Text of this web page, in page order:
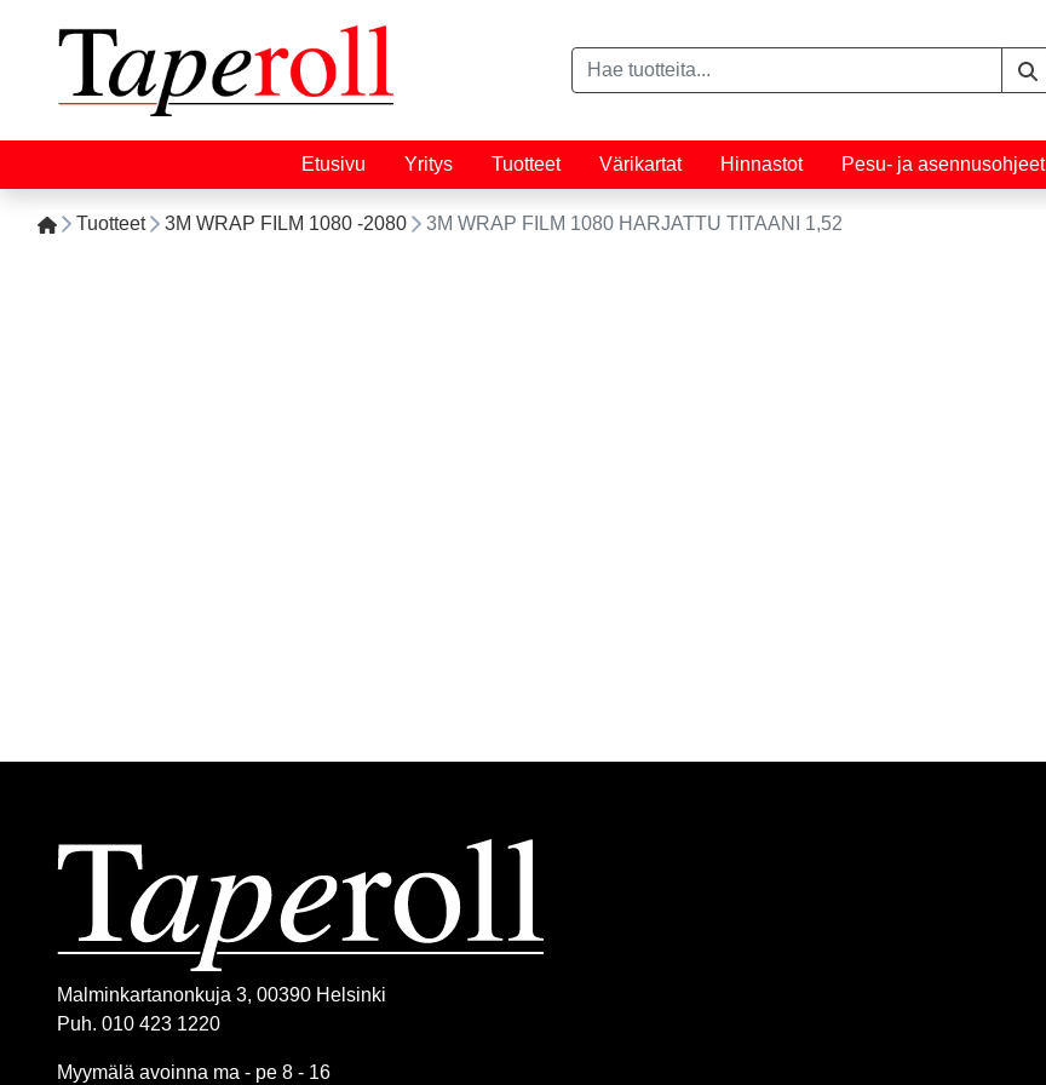
Etusivu Yritys Tuotteet Värikartat Hinnastot Pesu- ja asennusohjeet
Tuotteet 3M WRAP FILM 1080 -2080 3M WRAP FILM 1080 HARJATTU TITAANI 1,52
Malminkartanonkuja 3, 00390 Helsinki
Puh. 010 423 1220
Myymälä avoinna ma - pe 8 - 16